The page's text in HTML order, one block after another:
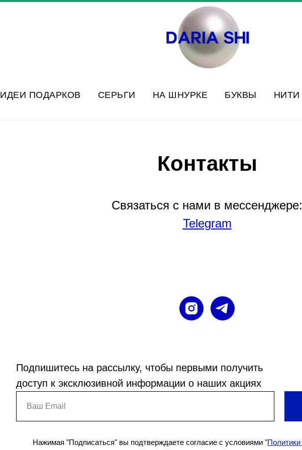
ИДЕИ ПОДАРКОВ СЕРЬГИ НА ШНУРКЕ БУКВЫ НИТИ
Контакты
Связаться с нами в мессенджере:
Telegram
Подпишитесь на рассылку, чтобы первыми получить
доступ к эксклюзивной информации о наших акциях
Нажимая "Подписаться" вы подтверждаете согласие с условиями "Политики